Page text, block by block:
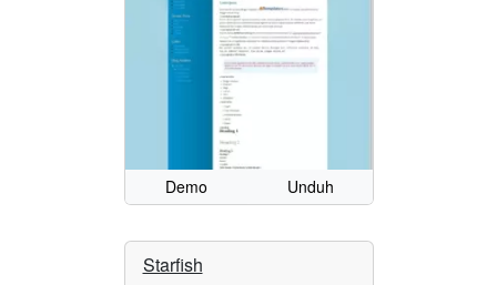
Demo Unduh
Starfish